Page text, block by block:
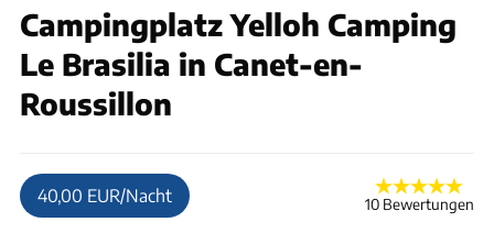
Campingplatz Yelloh Camping
Le Brasilia in Canet-en-
Roussillon
40,00 EUR/Nacht 10 Bewertungen